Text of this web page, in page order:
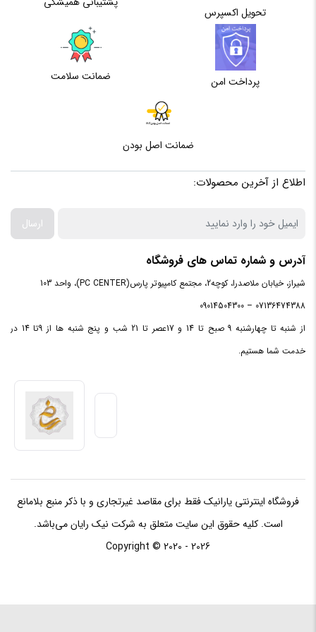
سازگار با
سیستم‌عامل‌های
نوع اتصال
تحویل اکسپرس
پرداخت امن ضمانت سلامت
ضمانت اصل بودن
اطلاع از آخرین محصولات:
ارسال
آدرس و شماره تماس های فروشگاه
شیراز، خیابان ملاصدرا، کوچه2، مجتمع کامپیوتر پارس(PC CENTER)، واحد 103
07136474388 – 09014504300
از شنبه تا چهارشنبه 9 صبح تا 14 و 17عصر تا 21 شب و پنج شنبه ها از 9تا 14 در
خدمت شما هستیم.
فروشگاه اینترنتی یارانیک فقط برای مقاصد غیرتجاری و با ذکر منبع بلامانع
است. کلیه حقوق این سایت متعلق به شرکت نیک رایان می‌باشد.
Copyright © 2020 - 2026